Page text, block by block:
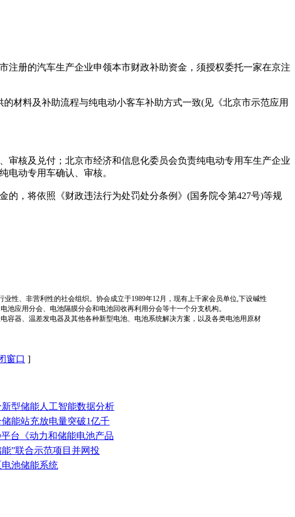
册的汽车生产企业申领本市财政补助资金，须授权委托一家在京注
料及补助流程与纯电动小客车补助方式一致(见《北京市示范应用
核及兑付；北京市经济和信息化委员会负责纯电动专用车生产企业
电动专用车确认、审核。
，将依照《财政违法行为处罚处分条例》(国务院令第427号)等规
业性、非营利性的社会组织。协会成立于1989年12月，现有上千家会员单位,下设碱性
应用分会、电池隔膜分会和电池回收再利用分会等十一个分支机构。
容器、温差发电器及其他各种新型电池、电池系统解决方案，以及各类电池用原材
窗口 ]
型储能人工智能数据分析
能站充放电量突破1亿千
台《动力和储能电池产品
”联合示范项目并网投
池储能系统